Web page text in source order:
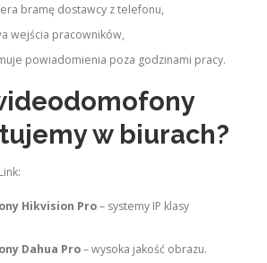
bramę dostawcy z telefonu,
wejścia pracowników,
powiadomienia poza godzinami pracy.
w biurach?
Hikvision Pro– systemy IP klasy
Dahua Pro– wysoka jakość obrazu.